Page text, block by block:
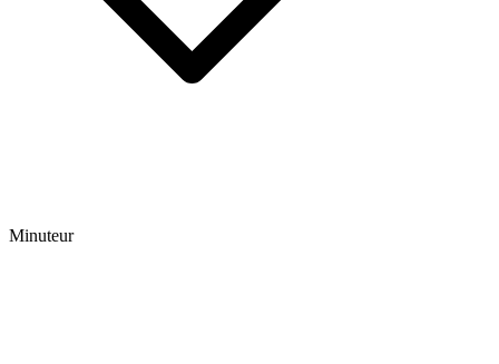
Minuteur